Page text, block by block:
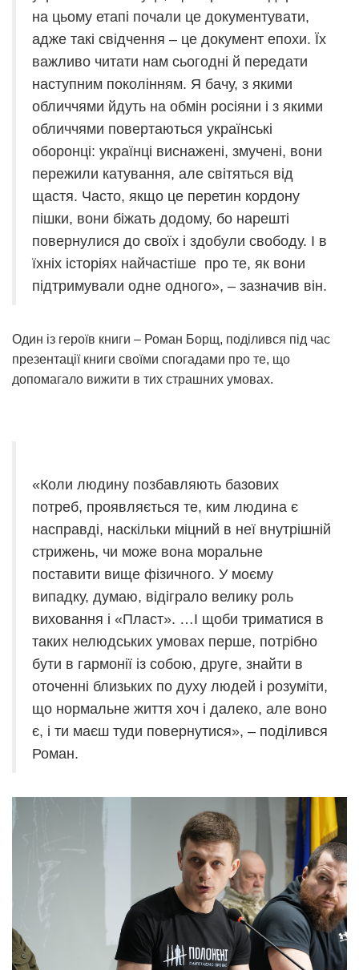
на цьому етапі почали це документувати,
адже такі свідчення – це документ епохи. Їх
важливо читати нам сьогодні й передати
наступним поколінням. Я бачу, з якими
обличчями йдуть на обмін росіяни і з якими
обличчями повертаються українські
оборонці: українці виснажені, змучені, вони
пережили катування, але світяться від
щастя. Часто, якщо це перетин кордону
пішки, вони біжать додому, бо нарешті
повернулися до своїх і здобули свободу. І в
їхніх історіях найчастіше про те, як вони
підтримували одне одного», – зазначив він.
Один із героїв книги – Роман Борщ, поділився під час
презентації книги своїми спогадами про те, що
допомагало вижити в тих страшних умовах.
«Коли людину позбавляють базових
потреб, проявляється те, ким людина є
насправді, наскільки міцний в неї внутрішній
стрижень, чи може вона моральне
поставити вище фізичного. У моєму
випадку, думаю, відіграло велику роль
виховання і «Пласт». …І щоби триматися в
таких нелюдських умовах перше, потрібно
бути в гармонії із собою, друге, знайти в
оточенні близьких по духу людей і розуміти,
що нормальне життя хоч і далеко, але воно
є, і ти маєш туди повернутися», – поділився
Роман.